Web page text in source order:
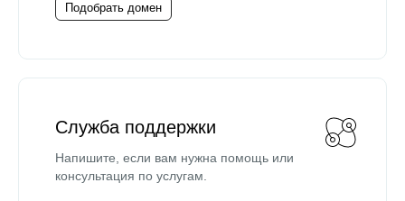
Подобрать домен
Служба поддержки
Напишите, если вам нужна помощь или
консультация по услугам.